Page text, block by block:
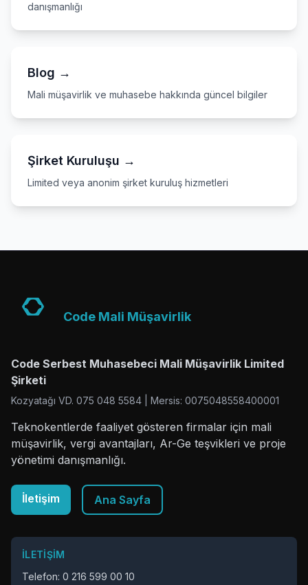
danışmanlığı
Blog →
Mali müşavirlik ve muhasebe hakkında güncel bilgiler
Şirket Kuruluşu →
Limited veya anonim şirket kuruluş hizmetleri
Code Mali Müşavirlik
Code Serbest Muhasebeci Mali Müşavirlik Limited
Şirketi
Kozyatağı VD. 075 048 5584 | Mersis: 0075048558400001
Teknokentlerde faaliyet gösteren firmalar için mali
müşavirlik, vergi avantajları, Ar-Ge teşvikleri ve proje
yönetimi danışmanlığı.
İletişim Ana Sayfa
İLETIŞIM
Telefon: 0 216 599 00 10